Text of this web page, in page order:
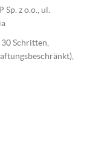
Sp. z o.o., ul.
Schritten,